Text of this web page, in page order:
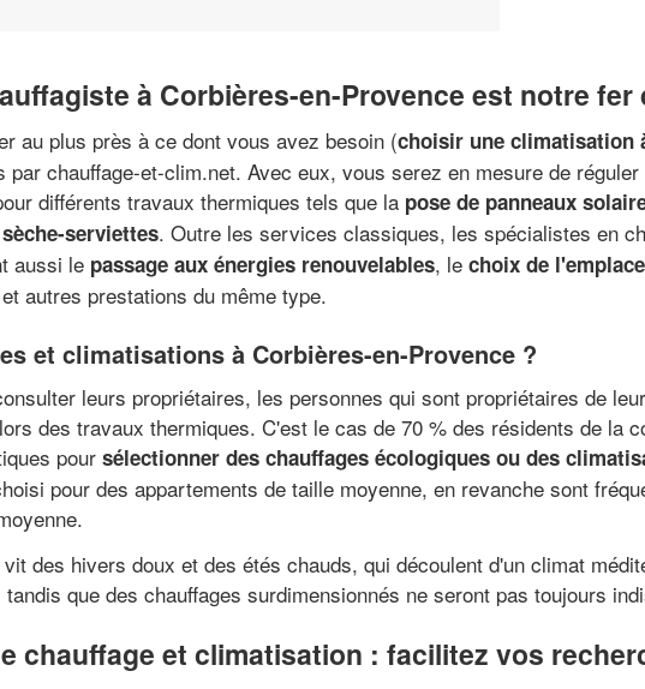
à Corbières-en-Provence est notre fer
au plus près à ce dont vous avez besoin (choisir une climatisation
chauffage-et-clim.net. Avec eux, vous serez en mesure de
différents travaux thermiques tels que la pose de panneaux
serviettes. Outre les services classiques, les spécialistes en
aussi le passage aux énergies renouvelables, le choix de
et autres prestations du même type.
et climatisations à Corbières-en-Provence ?
leurs propriétaires, les personnes qui sont propriétaires de
des travaux thermiques. C'est le cas de 70 % des résidents de la
pour sélectionner des chauffages écologiques ou des
pour des appartements de taille moyenne, en revanche sont
des hivers doux et des étés chauds, qui découlent d'un climat
que des chauffages surdimensionnés ne seront pas toujours
chauffage et climatisation : facilitez vos